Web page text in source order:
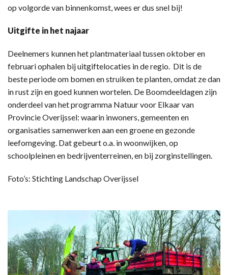
op volgorde van binnenkomst, wees er dus snel bij!
Uitgifte in het najaar
Deelnemers kunnen het plantmateriaal tussen oktober en
februari ophalen bij uitgiftelocaties in de regio. Dit is de
beste periode om bomen en struiken te planten, omdat ze dan
in rust zijn en goed kunnen wortelen. De Boomdeeldagen zijn
onderdeel van het programma Natuur voor Elkaar van
Provincie Overijssel: waarin inwoners, gemeenten en
organisaties samenwerken aan een groene en gezonde
leefomgeving. Dat gebeurt o.a. in woonwijken, op
schoolpleinen en bedrijventerreinen, en bij zorginstellingen.
Foto’s: Stichting Landschap Overijssel